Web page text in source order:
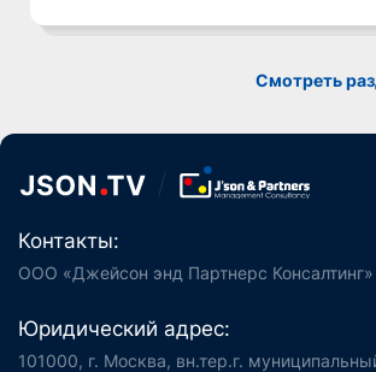
Смотреть
Контакты:
ООО «Джейсон энд Партнерс Консалтинг»
Юридический адрес:
101000, г. Москва, вн.тер.г.